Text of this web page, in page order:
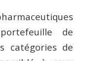
de
catégories de